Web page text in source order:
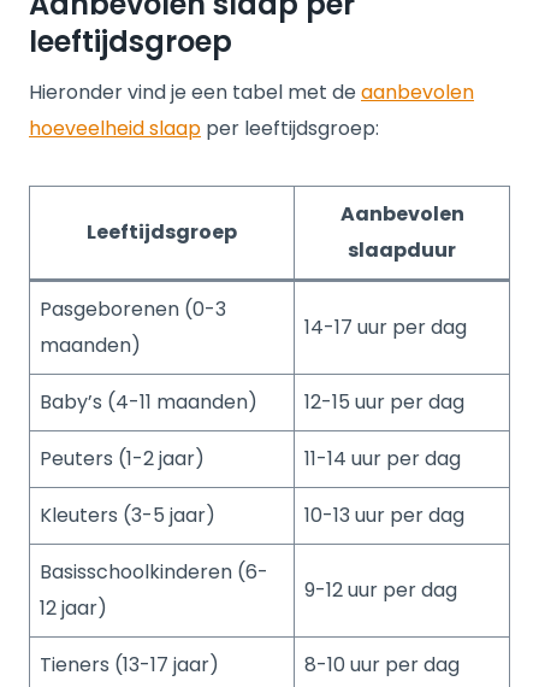
leeftijdsgroep
Hieronder vind je een tabel met deaanbevolen
hoeveelheid slaap per leeftijdsgroep:
Leeftijdsgroep
Aanbevolen
slaapduur
Pasgeborenen (0-3
maanden)
14-17 uur per dag
Baby’s (4-11 maanden) 12-15 uur per dag
Peuters (1-2 jaar) 11-14 uur per dag
Kleuters (3-5 jaar) 10-13 uur per dag
Basisschoolkinderen (6-
12 jaar)
9-12 uur per dag
Tieners (13-17 jaar) 8-10 uur per dag